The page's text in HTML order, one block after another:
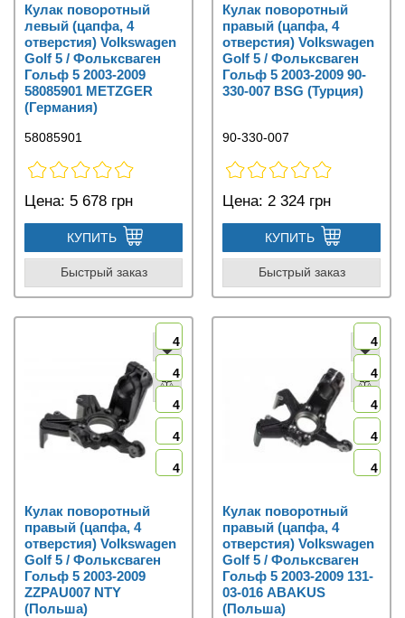
Кулак поворотный
левый (цапфа, 4
отверстия) Volkswagen
Golf 5 / Фольксваген
Гольф 5 2003-2009
58085901 METZGER
(Германия)
58085901
Цена: 5 678 грн
КУПИТЬ
Быстрый заказ
Кулак поворотный
правый (цапфа, 4
отверстия) Volkswagen
Golf 5 / Фольксваген
Гольф 5 2003-2009 90-
330-007 BSG (Турция)
90-330-007
Цена: 2 324 грн
КУПИТЬ
Быстрый заказ
4
4
4
4
4
Кулак поворотный
правый (цапфа, 4
отверстия) Volkswagen
Golf 5 / Фольксваген
Гольф 5 2003-2009
ZZPAU007 NTY
(Польша)
4
4
4
4
4
Кулак поворотный
правый (цапфа, 4
отверстия) Volkswagen
Golf 5 / Фольксваген
Гольф 5 2003-2009 131-
03-016 ABAKUS
(Польша)